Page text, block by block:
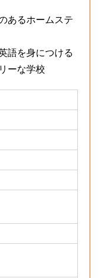
あるホームステ
語を身につける
ーな学校